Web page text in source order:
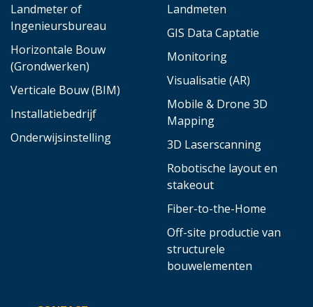
Landmeter of
Ingenieursbureau
Horizontale Bouw
(Grondwerken)
Verticale Bouw (BIM)
Installatiebedrijf
Onderwijsinstelling
Landmeten
GIS Data Captatie
Monitoring
Visualisatie (AR)
Mobile & Drone 3D
Mapping
3D Laserscanning
Robotische layout en
stakeout
Fiber-to-the-Home
Off-site productie van
structurele
bouwelementen